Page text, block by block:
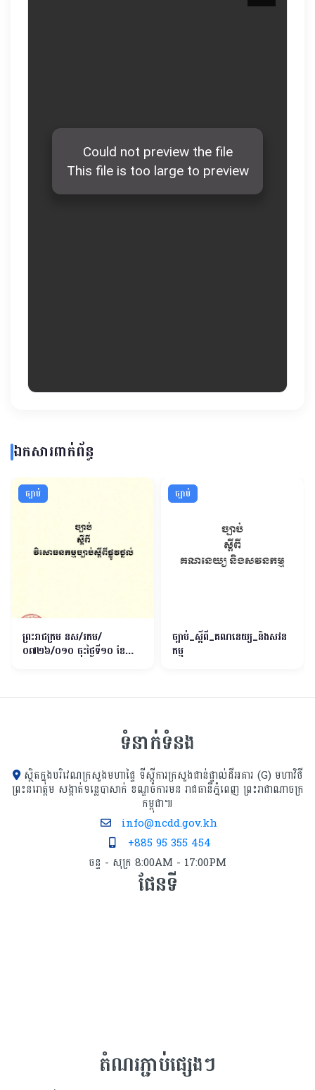
ឯកសារពាក់ព័ន្ធ
ច្បាប់
ព្រះរាជក្រម នស/រកម/
០៧២៦/០១០ ចុះថ្ងៃទី១០​ ខែ
ច្បាប់
ច្បាប់_ស្ដីពី_គណនេយ្យ_និងសវន
កម្ម
ទំនាក់ទំនង
ស្ថិតក្នុងបរិវេណក្រសួងមហាផ្ទៃ ទីស្ដីការក្រសួង​ជាន់ផ្ទាល់ដីអគារ (G) មហាវិថី
ព្រះនរោត្តម សង្កាត់ទន្លេបាសាក់ ខណ្ឌចំការមន រាជធានីភ្នំពេញ ព្រះរាជាណាចក្រ
កម្ពុជា៕
info@ncdd.gov.kh
+885 95 355 454
ចន្ទ - សុក្រ 8:00AM - 17:00PM
ផែនទី
តំណរភ្ជាប់ផ្សេងៗ